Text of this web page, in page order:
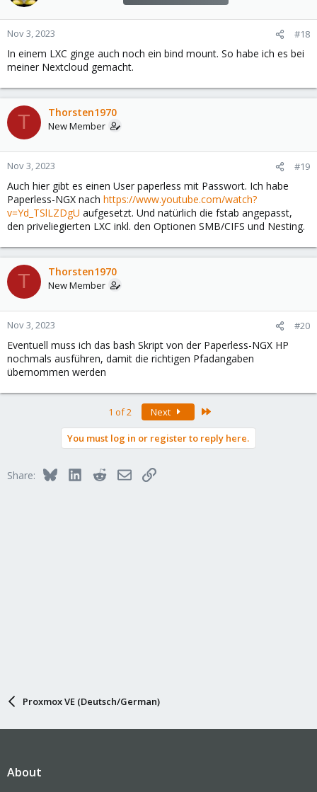
Nov 3, 2023 #18
In einem LXC ginge auch noch ein bind mount. So habe ich es bei
meiner Nextcloud gemacht.
T Thorsten1970
New Member
Nov 3, 2023 #19
Auch hier gibt es einen User paperless mit Passwort. Ich habe
Paperless-NGX nach https://www.youtube.com/watch?
v=Yd_TSlLZDgU aufgesetzt. Und natürlich die fstab angepasst,
den priveliegierten LXC inkl. den Optionen SMB/CIFS und Nesting.
T Thorsten1970
New Member
Nov 3, 2023 #20
Eventuell muss ich das bash Skript von der Paperless-NGX HP
nochmals ausführen, damit die richtigen Pfadangaben
übernommen werden
1 of 2 Next
You must log in or register to reply here.
Share: BlueskyLinkedInRedditEmailLink
Proxmox VE (Deutsch/German)
About